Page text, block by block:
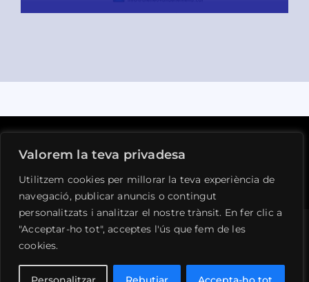
Valorem la teva privadesa
Utilitzem cookies per millorar la teva experiència de
navegació, publicar anuncis o contingut
personalitzats i analitzar el nostre trànsit. En fer clic a
"Acceptar-ho tot", acceptes l'ús que fem de les
cookies.
Avís legal Privacitat Cookies
© 1990 - 2026 •
Tots els drets reservats • Desenvolupat per